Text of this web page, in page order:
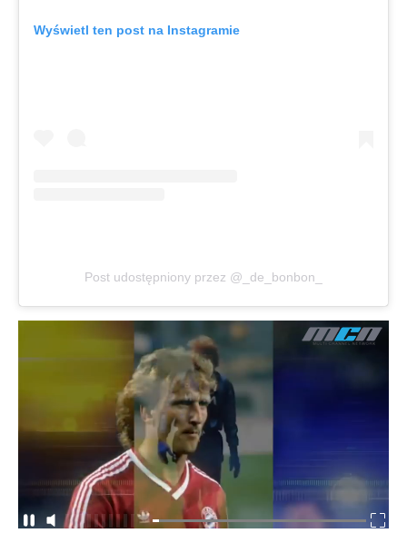
Wyświetl ten post na Instagramie
Post udostępniony przez @_de_bonbon_